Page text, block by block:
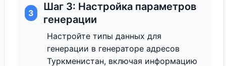
3
Шаг 3: Настройка параметров
генерации
Настройте типы данных для
генерации в генераторе адресов
Туркменистан, включая информацию